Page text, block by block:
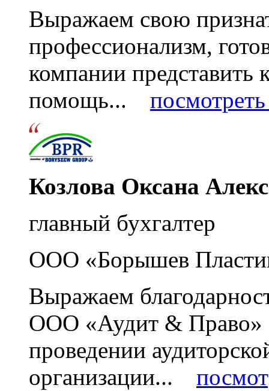
Выражаем свою
профессионализм,
компании
помощь...
Козлова Оксана
главный бухгалтер
ООО «Борышев
Выражаем
ООО «Аудит & Право»
проведении
организации...